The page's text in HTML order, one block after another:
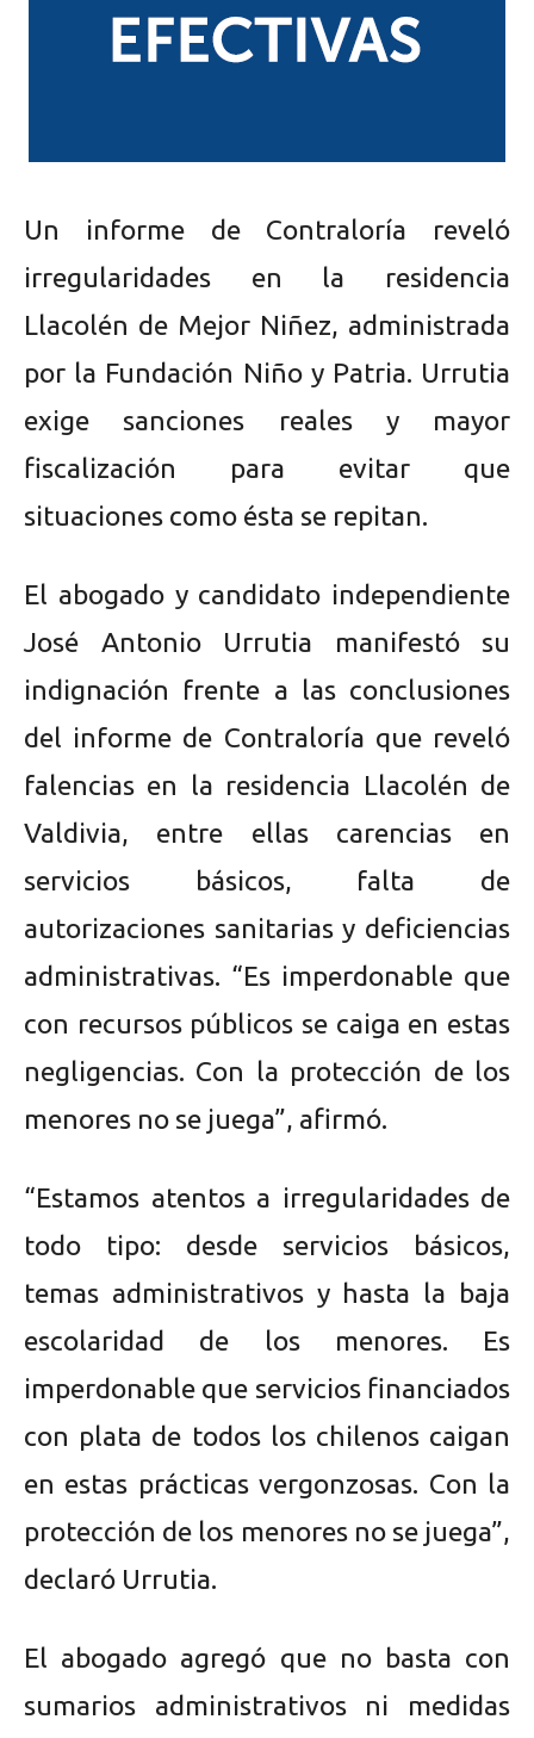
Un informe de Contraloría reveló
irregularidades en la residencia
Llacolén de Mejor Niñez, administrada
por la Fundación Niño y Patria. Urrutia
exige sanciones reales y mayor
fiscalización para evitar que
situaciones como ésta se repitan.
El abogado y candidato independiente
José Antonio Urrutia manifestó su
indignación frente a las conclusiones
del informe de Contraloría que reveló
falencias en la residencia Llacolén de
Valdivia, entre ellas carencias en
servicios básicos, falta de
autorizaciones sanitarias y deficiencias
administrativas. “Es imperdonable que
con recursos públicos se caiga en estas
negligencias. Con la protección de los
menores no se juega”, afirmó.
“Estamos atentos a irregularidades de
todo tipo: desde servicios básicos,
temas administrativos y hasta la baja
escolaridad de los menores. Es
imperdonable que servicios financiados
con plata de todos los chilenos caigan
en estas prácticas vergonzosas. Con la
protección de los menores no se juega”,
declaró Urrutia.
El abogado agregó que no basta con
sumarios administrativos ni medidas